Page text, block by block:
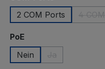
2 COM Ports
PoE
Nein